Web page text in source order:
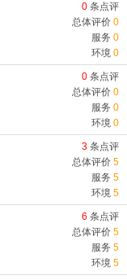
0 条点评
总体评价 0
服务 0
环境 0
0 条点评
总体评价 0
服务 0
环境 0
3 条点评
总体评价 5
服务 5
环境 5
6 条点评
总体评价 5
服务 5
环境 5